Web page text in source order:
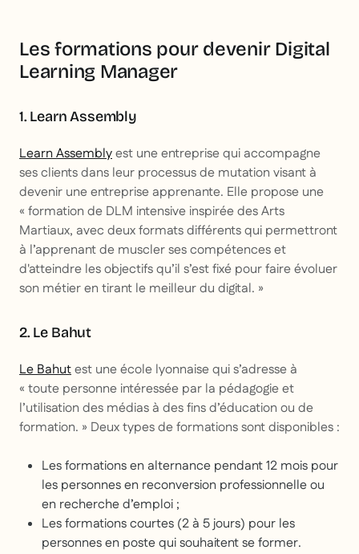
Les formations pour devenir Digital
Learning Manager
1. Learn Assembly
Learn Assemblyest une entreprise qui accompagne
ses clients dans leur processus de mutation visant à
devenir une entreprise apprenante. Elle propose une
« formation de DLM intensive inspirée des Arts
Martiaux, avec deux formats différents qui permettront
à l’apprenant de muscler ses compétences et
d'atteindre les objectifs qu’il s’est fixé pour faire évoluer
son métier en tirant le meilleur du digital. »
2. Le Bahut
Le Bahutest une école lyonnaise qui s’adresse à
« toute personne intéressée par la pédagogie et
l’utilisation des médias à des fins d’éducation ou de
formation. » Deux types de formations sont disponibles :
Les formations en alternance pendant 12 mois pour
les personnes en reconversion professionnelle ou
en recherche d’emploi ;
Les formations courtes (2 à 5 jours) pour les
personnes en poste qui souhaitent se former.